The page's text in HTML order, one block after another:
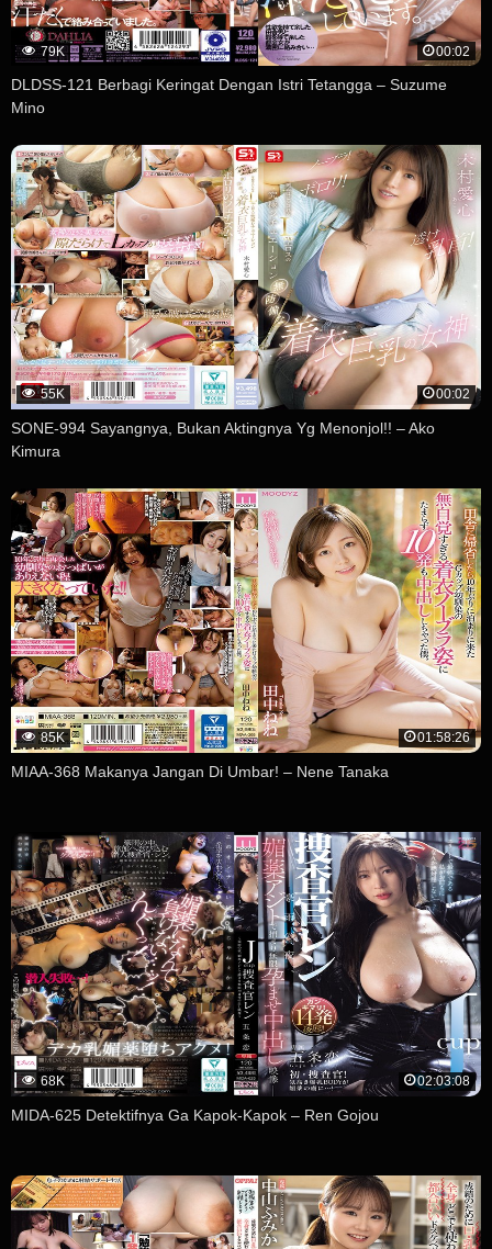
79K 00:02
DLDSS-121 Berbagi Keringat Dengan Istri Tetangga – Suzume
Mino
55K 00:02
SONE-994 Sayangnya, Bukan Aktingnya Yg Menonjol!! – Ako
Kimura
85K 01:58:26
MIAA-368 Makanya Jangan Di Umbar! – Nene Tanaka
68K 02:03:08
MIDA-625 Detektifnya Ga Kapok-Kapok – Ren Gojou